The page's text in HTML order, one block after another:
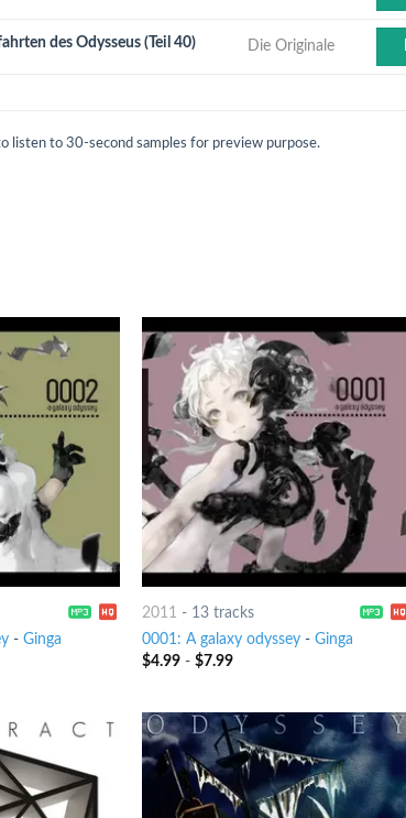
des Odysseus (Teil 40) Die Originale
listen to 30-second samples for preview purpose.
- Ginga
2011 - 13 tracks
0001: A galaxy odyssey- Ginga
$4.99- $7.99